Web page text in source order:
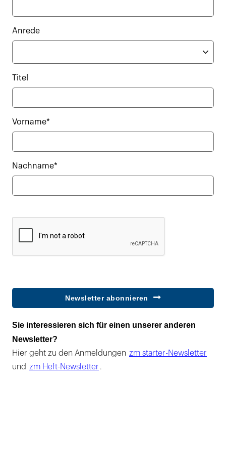
Anrede
Titel
Vorname*
Nachname*
Newsletter abonnieren
Sie interessieren sich für einen unserer anderen
Newsletter?
Hier geht zu den Anmeldungen zm starter-Newsletter
und zm Heft-Newsletter .